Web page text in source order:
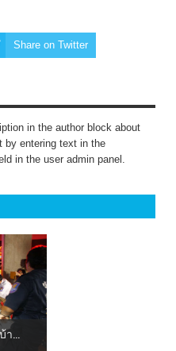
Share on Twitter
in the author block about
by entering text in the
in the user admin panel.
...